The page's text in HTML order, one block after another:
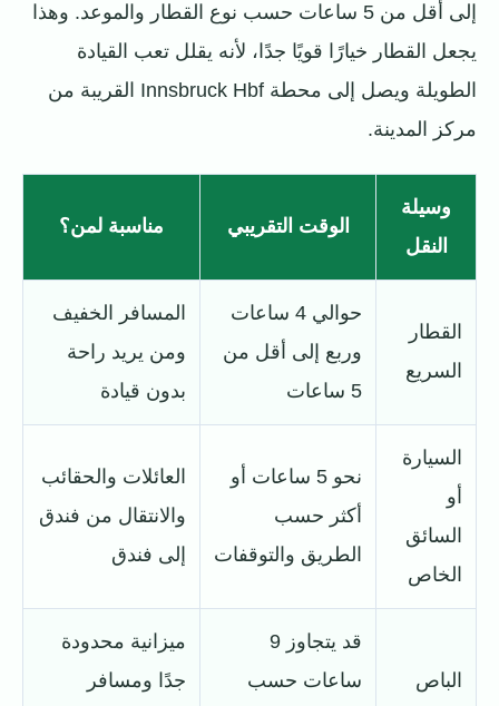
إلى أقل من 5 ساعات حسب نوع القطار والموعد. وهذا
يجعل القطار خيارًا قويًا جدًا، لأنه يقلل تعب القيادة
الطويلة ويصل إلى محطة Innsbruck Hbf القريبة من
مركز المدينة.
وسيلة
النقل
الوقت التقريبي مناسبة لمن؟
القطار
السريع
حوالي 4 ساعات
وربع إلى أقل من
5 ساعات
المسافر الخفيف
ومن يريد راحة
بدون قيادة
السيارة
أو
السائق
الخاص
نحو 5 ساعات أو
أكثر حسب
الطريق والتوقفات
العائلات والحقائب
والانتقال من فندق
إلى فندق
الباص
قد يتجاوز 9
ساعات حسب
ميزانية محدودة
جدًا ومسافر